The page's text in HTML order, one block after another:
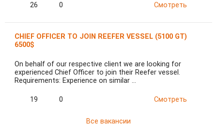
26 0 Смотреть
CHIEF OFFICER TO JOIN REEFER VESSEL (5100 GT)
6500$
On behalf of our respective client we are looking for
experienced Chief Officer to join their Reefer vessel.
Requirements: Experience on similar …
19 0 Смотреть
Все вакансии